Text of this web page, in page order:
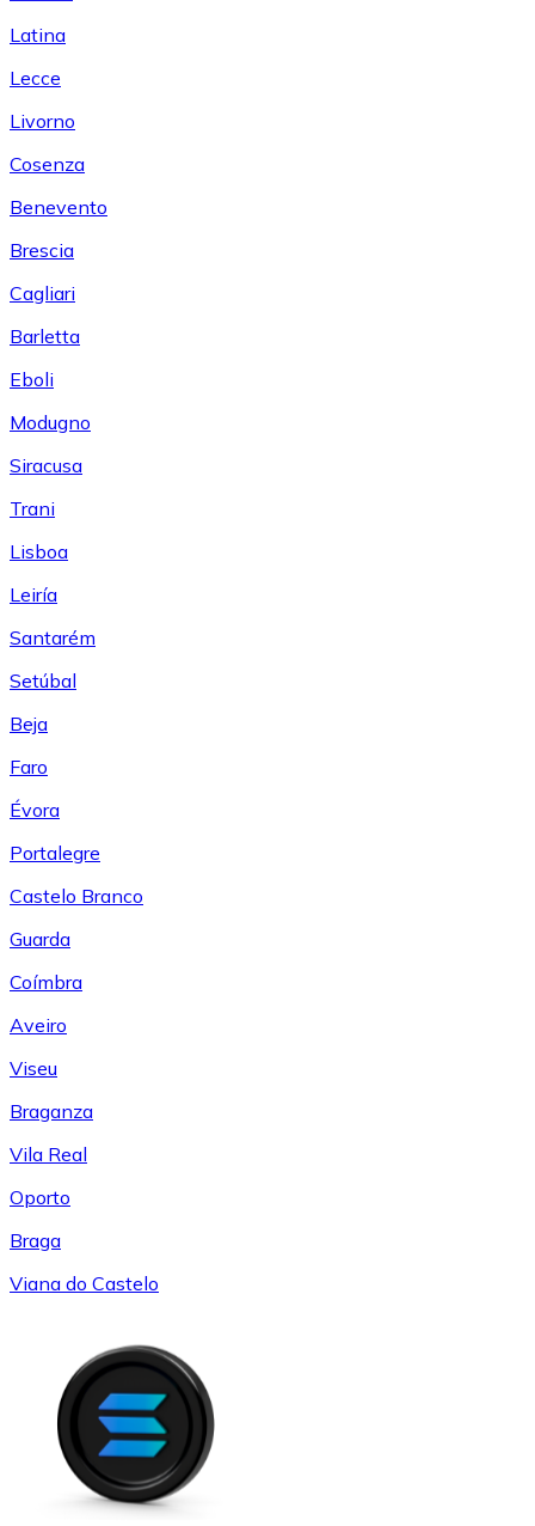
Latina
Lecce
Livorno
Cosenza
Benevento
Brescia
Cagliari
Barletta
Eboli
Modugno
Siracusa
Trani
Lisboa
Leiría
Santarém
Setúbal
Beja
Faro
Évora
Portalegre
Castelo Branco
Guarda
Coímbra
Aveiro
Viseu
Braganza
Vila Real
Oporto
Braga
Viana do Castelo